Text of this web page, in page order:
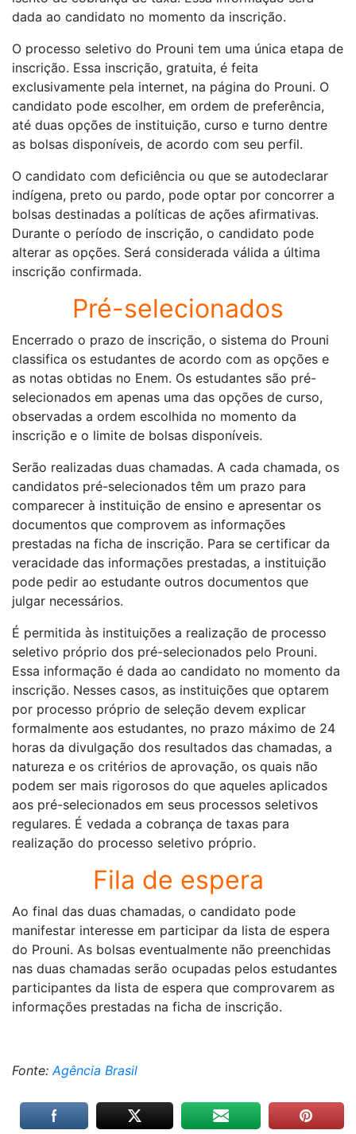
dada ao candidato no momento da inscrição.
O processo seletivo do Prouni tem uma única etapa de
inscrição. Essa inscrição, gratuita, é feita
exclusivamente pela internet, na página do Prouni. O
candidato pode escolher, em ordem de preferência,
até duas opções de instituição, curso e turno dentre
as bolsas disponíveis, de acordo com seu perfil.
O candidato com deficiência ou que se autodeclarar
indígena, preto ou pardo, pode optar por concorrer a
bolsas destinadas a políticas de ações afirmativas.
Durante o período de inscrição, o candidato pode
alterar as opções. Será considerada válida a última
inscrição confirmada.
Pré-selecionados
Encerrado o prazo de inscrição, o sistema do Prouni
classifica os estudantes de acordo com as opções e
as notas obtidas no Enem. Os estudantes são pré-
selecionados em apenas uma das opções de curso,
observadas a ordem escolhida no momento da
inscrição e o limite de bolsas disponíveis.
Serão realizadas duas chamadas. A cada chamada, os
candidatos pré-selecionados têm um prazo para
comparecer à instituição de ensino e apresentar os
documentos que comprovem as informações
prestadas na ficha de inscrição. Para se certificar da
veracidade das informações prestadas, a instituição
pode pedir ao estudante outros documentos que
julgar necessários.
É permitida às instituições a realização de processo
seletivo próprio dos pré-selecionados pelo Prouni.
Essa informação é dada ao candidato no momento da
inscrição. Nesses casos, as instituições que optarem
por processo próprio de seleção devem explicar
formalmente aos estudantes, no prazo máximo de 24
horas da divulgação dos resultados das chamadas, a
natureza e os critérios de aprovação, os quais não
podem ser mais rigorosos do que aqueles aplicados
aos pré-selecionados em seus processos seletivos
regulares. É vedada a cobrança de taxas para
realização do processo seletivo próprio.
Fila de espera
Ao final das duas chamadas, o candidato pode
manifestar interesse em participar da lista de espera
do Prouni. As bolsas eventualmente não preenchidas
nas duas chamadas serão ocupadas pelos estudantes
participantes da lista de espera que comprovarem as
informações prestadas na ficha de inscrição.
Fonte: Agência Brasil